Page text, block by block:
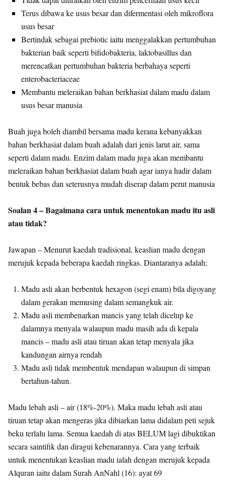
Terus dibawa ke usus besar dan difermentasi oleh mikroflora
usus besar
Bertindak sebagai prebiotic iaitu menggalakkan pertumbuhan
bakterian baik seperti bifidobakteria, laktobasillus dan
merencatkan pertumbuhan bakteria berbahaya seperti
enterobacteriaceae
Membantu meleraikan bahan berkhasiat dalam madu dalam
usus besar manusia
Buah juga boleh diambil bersama madu kerana kebanyakkan
bahan berkhasiat dalam buah adalah dari jenis larut air, sama
seperti dalam madu. Enzim dalam madu juga akan membantu
meleraikan bahan berkhasiat dalam buah agar ianya hadir dalam
bentuk bebas dan seterusnya mudah diserap dalam perut manusia
Soalan 4 – Bagaimana cara untuk menentukan madu itu asli
atau tidak?
Jawapan – Menurut kaedah tradisional, keaslian madu dengan
merujuk kepada beberapa kaedah ringkas. Diantaranya adalah;
Madu asli akan berbentuk hexagon (segi enam) bila digoyang
dalam gerakan memusing dalam semangkuk air.
Madu asli membenarkan mancis yang telah dicelup ke
dalamnya menyala walaupun madu masih ada di kepala
mancis – madu asli atau tiruan akan tetap menyala jika
kandungan airnya rendah
Madu asli tidak membentuk mendapan walaupun di simpan
bertahun-tahun.
Madu lebah asli – air (18%-20%). Maka madu lebah asli atau
tiruan tetap akan mengeras jika dibiarkan lama didalam peti sejuk
beku terlalu lama. Semua kaedah di atas BELUM lagi dibuktikan
secara saintifik dan diragui kebenarannya. Cara yang terbaik
untuk menentukan keaslian madu ialah dengan merujuk kepada
Alquran iaitu dalam Surah AnNahl (16): ayat 69